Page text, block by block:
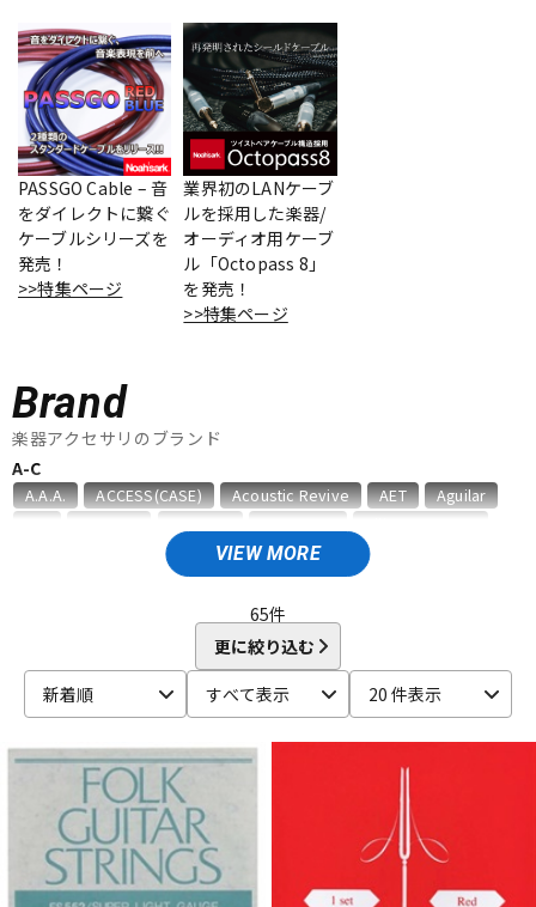
エレキギター
ベース
ドラム
管楽器
アンプ エフェクター
DTM オンライン納品 レコーディング機器
配信/ライブ機器 楽器アクセサリ
中古 ヴィンテージ
PASSGO Cable – 音
をダイレクトに繋ぐ
ケーブルシリーズを
発売！
>>特集ページ
業界初のLANケーブ
ルを採用した楽器/
オーディオ用ケーブ
ル「Octopass 8」
を発売！
>>特集ページ
Brand
楽器アクセサリのブランド
VIEW MORE
A-C
A.A.A. ACCESS(CASE) Acoustic Revive AET
Aguilar
ALPINE HEARING PROTECTION APEX
ARTEC ATELIER Z
BARBAROSSA
BASSO BELDEN
Bigsby
Bill Lawrence Birdland
Black Mountain
BLACK MOUNTAIN PICKS
BLACK&GOLD
Blackstar
BLUE BELL
Bohemians BONDHUS BOSS
Boveda
brokker
Bruff B-SIDE LABEL
Carl Fischer
Carlos
Cleartone
Cling On
COMFORT Strapp
Cordoba
Couch Guitar Strap
Crescendo
CUSTOM TRY
65件
更に絞り込む
新着順
すべて表示 20 件表示